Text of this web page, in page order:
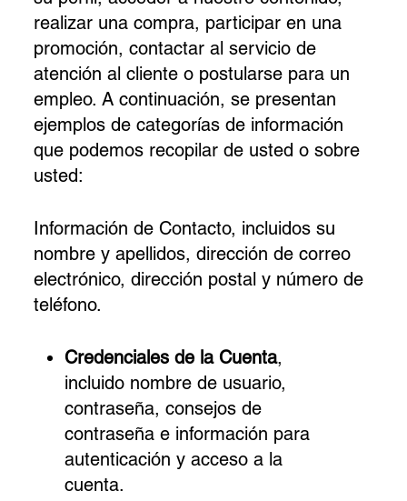
realizar una compra, participar en una
promoción, contactar al servicio de
atención al cliente o postularse para un
empleo. A continuación, se presentan
ejemplos de categorías de información
que podemos recopilar de usted o sobre
usted:
Información de Contacto, incluidos su
nombre y apellidos, dirección de correo
electrónico, dirección postal y número de
teléfono.
Credenciales de la Cuenta,
incluido nombre de usuario,
contraseña, consejos de
contraseña e información para
autenticación y acceso a la
cuenta.